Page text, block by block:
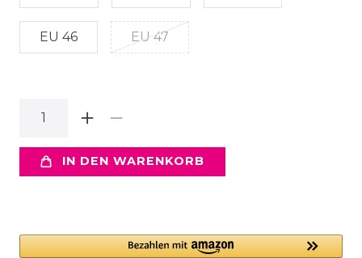
EU 46 EU 47
IN DEN WARENKORB